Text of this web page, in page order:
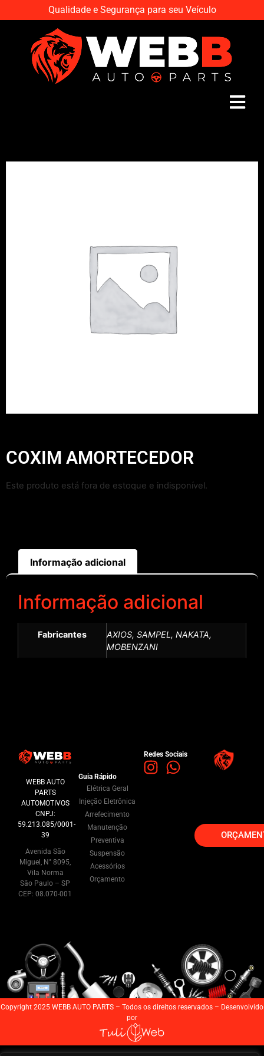
Qualidade e Segurança para seu Veículo
COXIM AMORTECEDOR
Este produto está fora de estoque e indisponível.
Informação adicional
Informação adicional
Fabricantes
AXIOS, SAMPEL, NAKATA,
MOBENZANI
WEBB AUTO
PARTS
AUTOMOTIVOS
CNPJ:
59.213.085/0001-
39
Avenida São
Miguel, N° 8095,
Vila Norma
São Paulo – SP
CEP: 08.070-001
Guia Rápido
Elétrica Geral
Injeção Eletrônica
Arrefecimento
Manutenção
Preventiva
Suspensão
Acessórios
Orçamento
Redes Sociais
Copyright 2025 WEBB AUTO PARTS – Todos os direitos reservados – Desenvolvido
por